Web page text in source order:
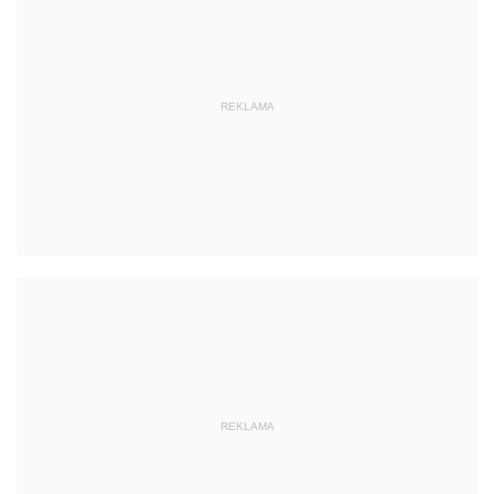
REKLAMA
REKLAMA